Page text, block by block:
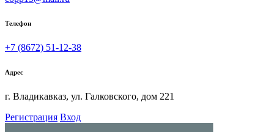
Телефон
+7 (8672) 51-12-38
Адрес
г. Владикавказ, ул. Галковского, дом 221
Регистрация Вход